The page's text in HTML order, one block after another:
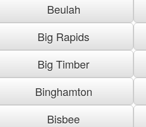
Beulah
Big Rapids
Big Timber
Binghamton
Bisbee